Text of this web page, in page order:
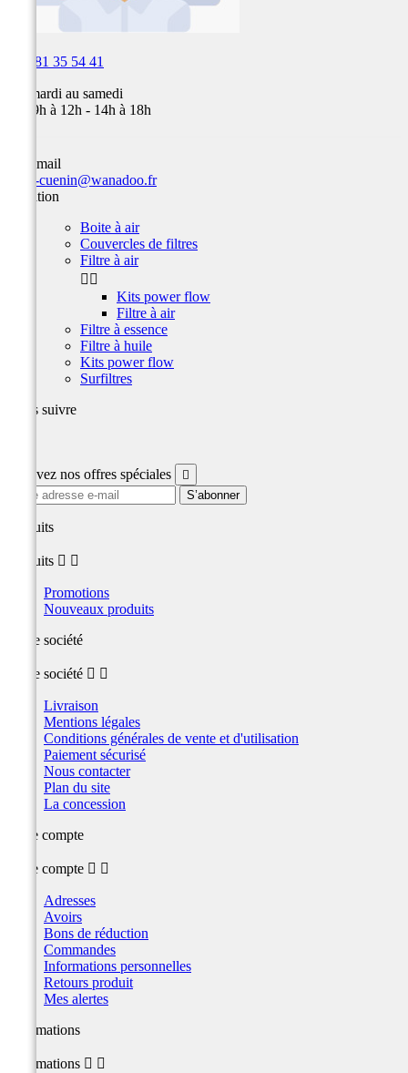
03 81 35 54 41
Du mardi au samedi
de 09h à 12h - 14h à 18h
Par email
team-cuenin@wanadoo.fr
Filtration
Boite à air
Couvercles de filtres
Filtre à air
 
Kits power flow
Filtre à air
Filtre à essence
Filtre à huile
Kits power flow
Surfiltres
Nous suivre
Recevez nos offres spéciales 
produits
produits  
Promotions
Nouveaux produits
Notre société
Notre société  
Livraison
Mentions légales
Conditions générales de vente et d'utilisation
Paiement sécurisé
Nous contacter
Plan du site
La concession
Votre compte
Votre compte  
Adresses
Avoirs
Bons de réduction
Commandes
Informations personnelles
Retours produit
Mes alertes
Informations
Informations  